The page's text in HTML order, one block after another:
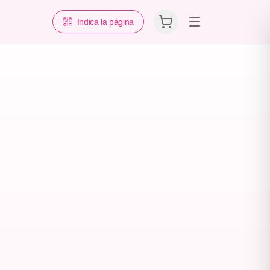
Indica la página